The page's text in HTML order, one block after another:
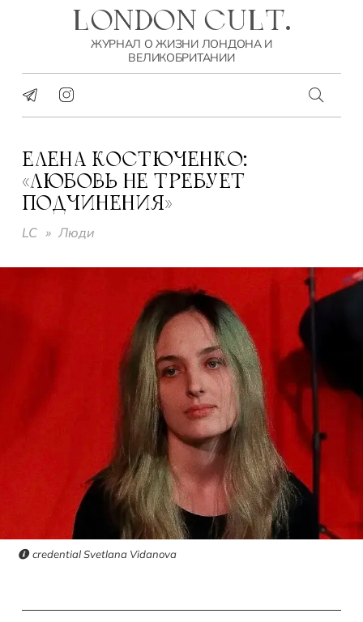
LONDON CULT.
ЖУРНАЛ О ЖИЗНИ ЛОНДОНА И
ВЕЛИКОБРИТАНИИ
ЕЛЕНА КОСТЮЧЕНКО:
«ЛЮБОВЬ НЕ ТРЕБУЕТ
ПОДЧИНЕНИЯ»
LC » Люди
credential Svetlana Vidanova